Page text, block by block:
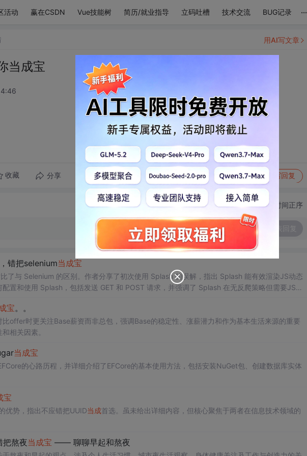
活动 赢在CSDN Vue技能树 简历/就业指导 立码吐槽 技术交流 BUG记录 ...
当成宝
收藏 分享 转发到动态 举报 写回复
用AI写文章
切换为时间正序
错把selenium当成宝
了与 Selenium 的区别。作者分享了初次使用 Splash 的误解，指出 Splash 能有效渲染JS动态
置和使用 Splash，包括发送 GET 和 POST 请求，并强调了 Splash 在无反爬策略但需要JS渲
宝。。
offer时更关注Base薪资而非总包，强调Base的稳定性、涨薪潜力和作为基本生活来源的重要
相关因素。
当成宝
的心路历程，并详细介绍了EFCore的基本使用方法，包括安装NuGet包、创建数据库实体
宝
优势，指出不应错把UUID当成首选。虽未给出详细内容，但核心聚焦于两者在信息技术领域的
把熬夜当成宝 —— 聊聊早起和熬夜